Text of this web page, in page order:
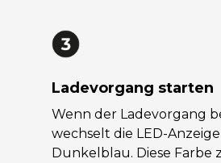
Ladevorgang starten
Wenn der Ladevorgang
wechselt die LED-
Dunkelblau. Diese Farbe